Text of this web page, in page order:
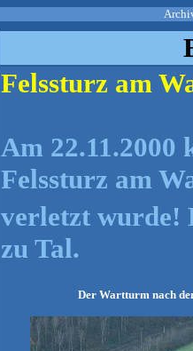
Felssturz am
Am 22.11.2000
Felssturz am
verletzt wurde!
zu Tal.
Der Wartturm nach